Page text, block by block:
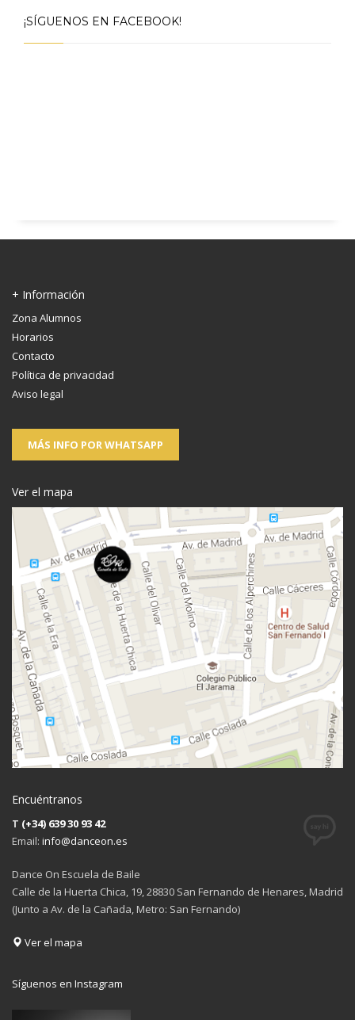
¡SÍGUENOS EN FACEBOOK!
+ Información
Zona Alumnos
Horarios
Contacto
Política de privacidad
Aviso legal
MÁS INFO POR WHATSAPP
Ver el mapa
Encuéntranos
T (+34) 639 30 93 42
Email: info@danceon.es
Dance On Escuela de Baile
Calle de la Huerta Chica, 19, 28830 San Fernando de Henares, Madrid
(Junto a Av. de la Cañada, Metro: San Fernando)
Ver el mapa
Síguenos en Instagram